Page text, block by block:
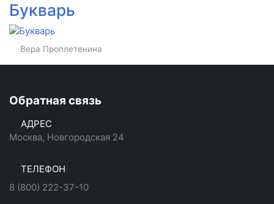
Букварь
Вера Проплетенина
Обратная связь
АДРЕС
Москва, Новгородская 24
ТЕЛЕФОН
8 (800) 222-37-10